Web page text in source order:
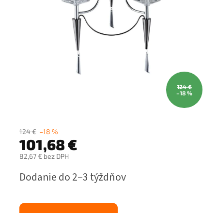
124 €
–18 %
124 € –18 %
101,68 €
82,67 € bez DPH
cena:
Dodanie do 2–3 týždňov